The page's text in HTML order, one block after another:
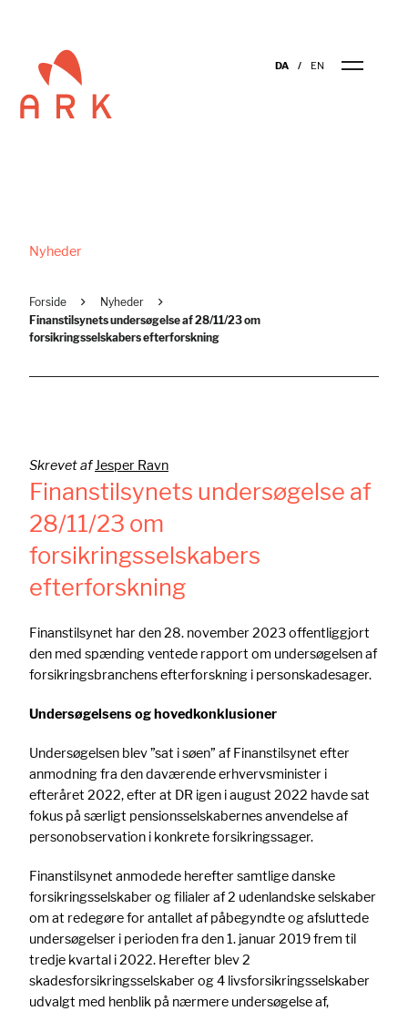
DA EN
Nyheder
Forside
Nyheder
Finanstilsynets undersøgelse af 28/11/23 om
forsikringsselskabers efterforskning
Skrevet af Jesper Ravn
Finanstilsynets undersøgelse af
28/11/23 om
forsikringsselskabers
efterforskning
Finanstilsynet har den 28. november 2023 offentliggjort
den med spænding ventede rapport om undersøgelsen af
forsikringsbranchens efterforskning i personskadesager.
Undersøgelsens og hovedkonklusioner
Undersøgelsen blev ”sat i søen” af Finanstilsynet efter
anmodning fra den daværende erhvervsminister i
efteråret 2022, efter at DR igen i august 2022 havde sat
fokus på særligt pensionsselskabernes anvendelse af
personobservation i konkrete forsikringssager.
Finanstilsynet anmodede herefter samtlige danske
forsikringsselskaber og filialer af 2 udenlandske selskaber
om at redegøre for antallet af påbegyndte og afsluttede
undersøgelser i perioden fra den 1. januar 2019 frem til
tredje kvartal i 2022. Herefter blev 2
skadesforsikringsselskaber og 4 livsforsikringsselskaber
udvalgt med henblik på nærmere undersøgelse af,